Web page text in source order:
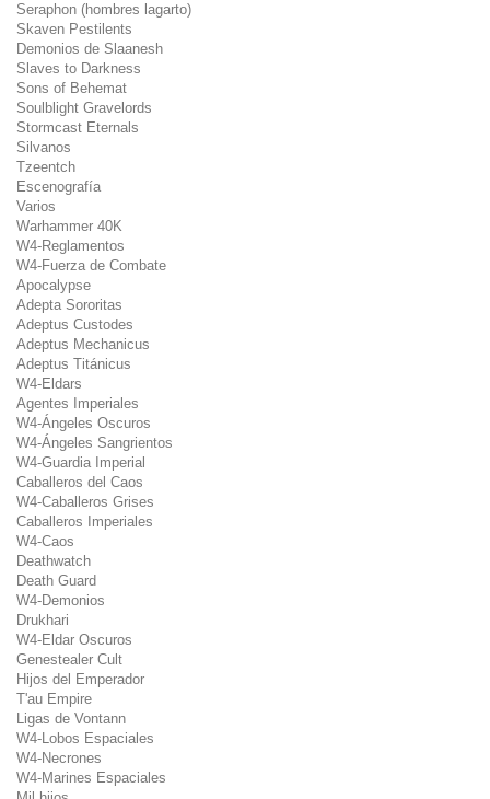
Seraphon (hombres lagarto)
Skaven Pestilents
Demonios de Slaanesh
Slaves to Darkness
Sons of Behemat
Soulblight Gravelords
Stormcast Eternals
Silvanos
Tzeentch
Escenografía
Varios
Warhammer 40K
W4-Reglamentos
W4-Fuerza de Combate
Apocalypse
Adepta Sororitas
Adeptus Custodes
Adeptus Mechanicus
Adeptus Titánicus
W4-Eldars
Agentes Imperiales
W4-Ángeles Oscuros
W4-Ángeles Sangrientos
W4-Guardia Imperial
Caballeros del Caos
W4-Caballeros Grises
Caballeros Imperiales
W4-Caos
Deathwatch
Death Guard
W4-Demonios
Drukhari
W4-Eldar Oscuros
Genestealer Cult
Hijos del Emperador
T'au Empire
Ligas de Vontann
W4-Lobos Espaciales
W4-Necrones
W4-Marines Espaciales